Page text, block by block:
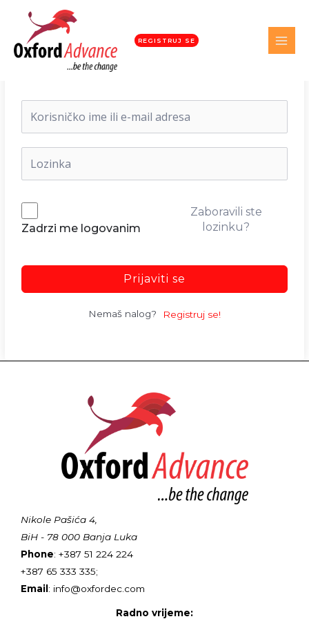
REGISTRUJ SE
Dobrodošli nazad!
Zadrzi me logovanim
Zaboravili ste
lozinku?
Prijaviti se
Nemaš nalog? Registruj se!
Nikole Pašića 4,
BiH - 78 000 Banja Luka
Phone: +387 51 224 224
+387 65 333 335;
Email: info@oxfordec.com
Radno vrijeme: